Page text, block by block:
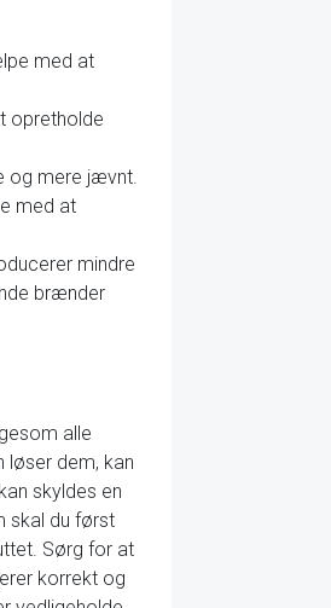
med at
opretholde
og mere jævnt.
med at
mindre
brænder
alle
dem, kan
skyldes en
skal du først
Sørg for at
korrekt og